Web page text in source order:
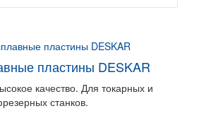
пластины DESKAR
качество. Для токарных и
станков.